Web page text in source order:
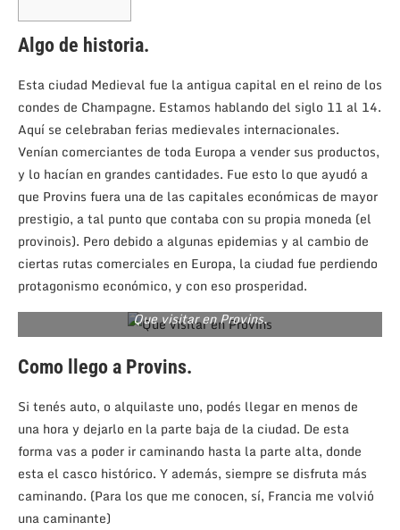
Algo de historia.
Esta ciudad Medieval fue la antigua capital en el reino de los
condes de Champagne. Estamos hablando del siglo 11 al 14.
Aquí se celebraban ferias medievales internacionales.
Venían comerciantes de toda Europa a vender sus productos,
y lo hacían en grandes cantidades. Fue esto lo que ayudó a
que Provins fuera una de las capitales económicas de mayor
prestigio, a tal punto que contaba con su propia moneda (el
provinois). Pero debido a algunas epidemias y al cambio de
ciertas rutas comerciales en Europa, la ciudad fue perdiendo
protagonismo económico, y con eso prosperidad.
Que visitar en Provins.
Como llego a Provins.
Si tenés auto, o alquilaste uno, podés llegar en menos de
una hora y dejarlo en la parte baja de la ciudad. De esta
forma vas a poder ir caminando hasta la parte alta, donde
esta el casco histórico. Y además, siempre se disfruta más
caminando. (Para los que me conocen, sí, Francia me volvió
una caminante)